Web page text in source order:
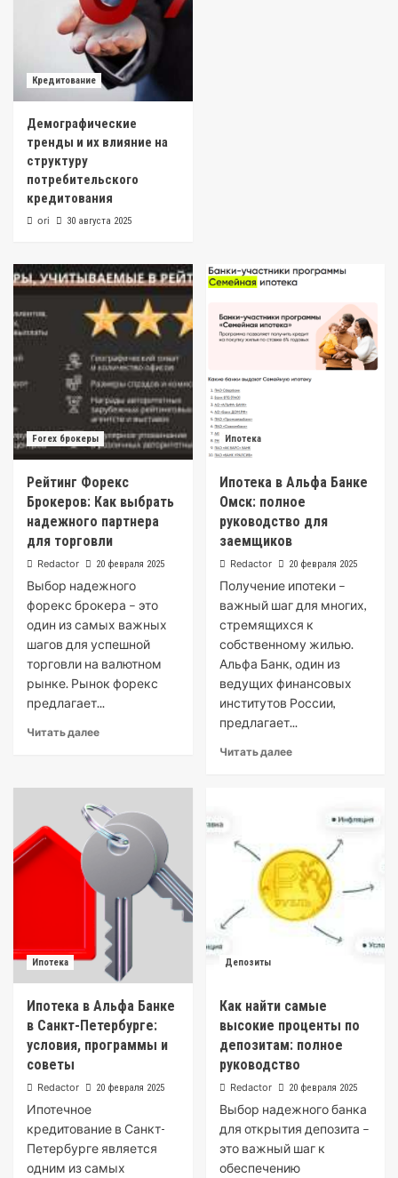
Кредитование
Демографические
тренды и их влияние на
структуру
потребительского
кредитования
ori 30 августа 2025
Forex брокеры
Рейтинг Форекс
Брокеров: Как выбрать
надежного партнера
для торговли
Redactor 20 февраля 2025
Выбор надежного
форекс брокера – это
один из самых важных
шагов для успешной
торговли на валютном
рынке. Рынок форекс
предлагает...
Читать далее
Ипотека
Ипотека в Альфа Банке
Омск: полное
руководство для
заемщиков
Redactor 20 февраля 2025
Получение ипотеки –
важный шаг для многих,
стремящихся к
собственному жилью.
Альфа Банк, один из
ведущих финансовых
институтов России,
предлагает...
Читать далее
Ипотека
Ипотека в Альфа Банке
в Санкт-Петербурге:
условия, программы и
советы
Redactor 20 февраля 2025
Ипотечное
кредитование в Санкт-
Петербурге является
одним из самых
Депозиты
Как найти самые
высокие проценты по
депозитам: полное
руководство
Redactor 20 февраля 2025
Выбор надежного банка
для открытия депозита –
это важный шаг к
обеспечению